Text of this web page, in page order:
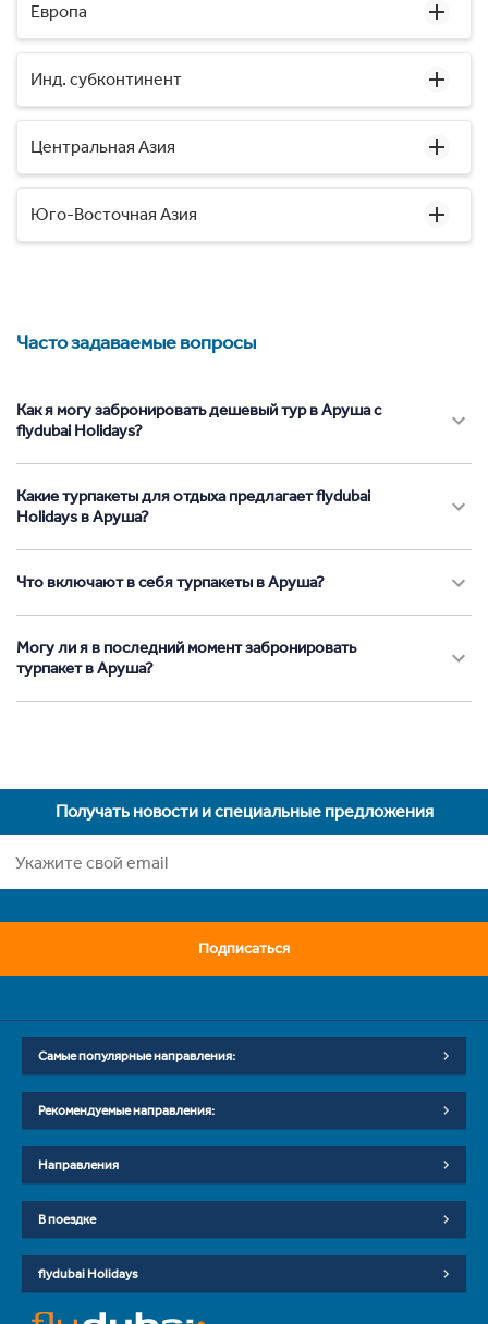
Европа
Инд. субконтинент
Центральная Азия
Юго-Восточная Азия
Часто задаваемые вопросы
Как я могу забронировать дешевый тур в Аруша с
flydubai Holidays?
Какие турпакеты для отдыха предлагает flydubai
Holidays в Аруша?
Что включают в себя турпакеты в Аруша?
Могу ли я в последний момент забронировать
турпакет в Аруша?
Получать новости и специальные предложения
Подписаться
Самые популярные направления:
Рекомендуемые направления:
Направления
В поездке
flydubai Holidays